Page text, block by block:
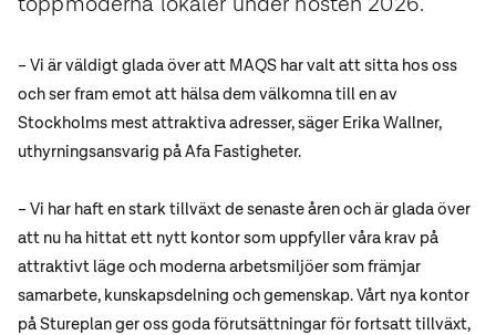
– Vi är väldigt glada över att MAQS har valt att sitta hos oss
och ser fram emot att hälsa dem välkomna till en av
Stockholms mest attraktiva adresser, säger Erika Wallner,
uthyrningsansvarig på Afa Fastigheter.
– Vi har haft en stark tillväxt de senaste åren och är glada över
att nu ha hittat ett nytt kontor som uppfyller våra krav på
attraktivt läge och moderna arbetsmiljöer som främjar
samarbete, kunskapsdelning och gemenskap. Vårt nya kontor
på Stureplan ger oss goda förutsättningar för fortsatt tillväxt,